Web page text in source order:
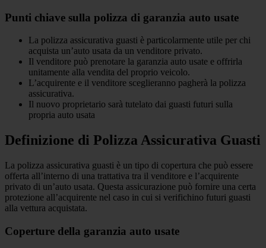
Punti chiave sulla polizza di garanzia auto usate
La polizza assicurativa guasti è particolarmente utile per chi
acquista un’auto usata da un venditore privato.
Il venditore può prenotare la garanzia auto usate e offrirla
unitamente alla vendita del proprio veicolo.
L’acquirente e il venditore sceglieranno pagherà la polizza
assicurativa.
Il nuovo proprietario sarà tutelato dai guasti futuri sulla
propria auto usata
Definizione di Polizza Assicurativa Guasti
La polizza assicurativa guasti è un tipo di copertura che può essere
offerta all’interno di una trattativa tra il venditore e l’acquirente
privato di un’auto usata. Questa assicurazione può fornire una certa
protezione all’acquirente nel caso in cui si verifichino futuri guasti
alla vettura acquistata.
Coperture della garanzia auto usate